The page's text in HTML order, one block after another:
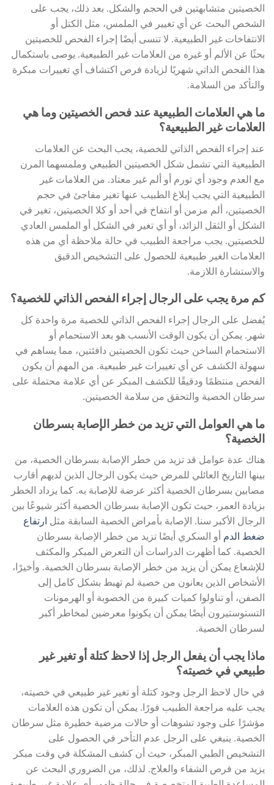
الخصيتين متشابهتين في الحجم والشكل. بعد ذلك، يجب على
الشخص البحث عن أي تغيير في الملمس، مثل الكتل أو
الانتفاخات غير الطبيعية. لا تنسى أيضًا إجراء الفحص للخصيتين
بحثًا عن الألم أو غيره من العلامات غير الطبيعية. يوصى باستكمال
هذا الفحص الذاتي شهريًا لزيادة فرص اكتشاف أي تغييرات مبكرة
والتأكد من السلامة.
ما هي العلامات الطبيعية عند فحص الخصيتين وما هي
العلامات غير الطبيعية؟
عند إجراء الفحص الذاتي للخصية، يجب البحث عن العلامات
الطبيعية التي تشمل شكل الخصيتين الطبيعي وملمسهما المرن
مع العدم وجود أي تورم أو ألم غير معتاد. من العلامات غير
الطبيعية التي يجب إبلاغ الطبيب عنها تغير مفاجئ في حجم
الخصيتين، ألم مزمن أو انتفاخ في أحد أو كلا الخصيتين، تغير في
الشكل أو الثقل الزائد، أو أي تغير في الشكل أو الملمس العادي
للخصيتين. يجب مراجعة الطبيب في حالة ملاحظة أي من هذه
العلامات الغير طبيعية للحصول على التشخيص الدقيق
والاستشارة اللازمة.
كم مرة يجب على الرجال إجراء الفحص الذاتي للخصية؟
يُفضل على الرجال إجراء الفحص الذاتي للخصية مرة واحدة كل
شهر. يمكن أن يكون الوقت الأنسب هو بعد الاستحمام أو
الاستحمام الساخن حيث تكون الخصيتين دافئتين، مما يساهم في
سهولة الكشف عن أي تغييرات غير طبيعية. من المهم أن يكون
الفحص منتظمًا ودقيقًا للكشف المبكر عن أي علامة محتملة على
سرطان الخصية والتحقق من سلامة الخصيتين.
ما هي العوامل التي تزيد من خطر الإصابة بسرطان
الخصية؟
هناك عدة عوامل قد تزيد من خطر الإصابة بسرطان الخصية، من
بينها التاريخ العائلي للمرض حيث يكون الرجال الذين لديهم أقارب
مصابين بسرطان الخصية أكثر عرضة للإصابة به. كما يزداد الخطر
بزيادة العمر، حيث تكون الإصابة بسرطان الخصية أكثر شيوعًا بين
الرجال الأكبر سنا. الإصابة بأمراض الخصية السابقة مثل ارتفاع
ضغط الدم أو السكري أيضًا تزيد من خطر الإصابة بسرطان
الخصية. كما أظهرت الدراسات أن التعرض المبكر والمكثف
للإشعاع يمكن أن يزيد من خطر الإصابة بسرطان الخصية. وأخيرًا،
الأشخاص الذين يعانون من خصية لم تهبط بشكل كامل إلى
الصفن، أو تناولوا كميات كبيرة من الخصوبة أو الهرمونات
التستوستيرون أيضًا يمكن أن يكونوا معرضين لمخاطر أكبر
لسرطان الخصية.
ماذا يجب أن يفعل الرجل إذا لاحظ كتلة أو تغير غير
طبيعي في خصيته؟
في حال لاحظ الرجل وجود كتلة أو تغير غير طبيعي في خصيته،
يجب عليه مراجعة الطبيب فورًا. يمكن أن تكون هذه العلامات
مؤشرًا على وجود تشوهات أو حالات مرضية خطيرة مثل سرطان
الخصية. ينبغي على الرجل عدم التأخر في الحصول على
التشخيص الطبي المبكر، حيث أن كشف المشكلة في وقت مبكر
يزيد من فرص الشفاء والعلاج. لذلك، من الضروري البحث عن